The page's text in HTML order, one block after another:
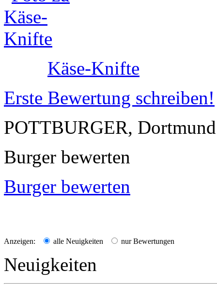
Käse-Knifte
Erste Bewertung schreiben!
POTTBURGER, Dortmund
Burger bewerten
Burger bewerten
Anzeigen: alle Neuigkeiten nur Bewertungen
Neuigkeiten